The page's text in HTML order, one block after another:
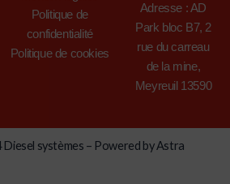
Politique de
confidentialité
Politique de cookies
Adresse : AD
Park bloc B7, 2
rue du carreau
de la mine,
Meyreuil 13590
systèmes – Powered by Astra